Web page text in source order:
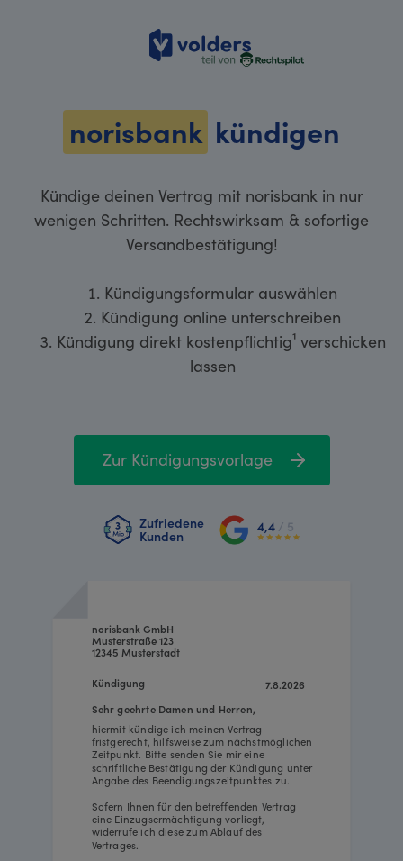
volders
norisbank kündigen
Kündige deinen Vertrag mit norisbank in nur
wenigen Schritten. Rechtswirksam & sofortige
Versandbestätigung!
Kündigungsformular auswählen
Kündigung online unterschreiben
Kündigung direkt kostenpflichtig¹ verschicken
lassen
Zur Kündigungsvorlage
Zufriedene
Kunden
4,4 / 5
7.8.2026
norisbank GmbH
Musterstraße 123
12345 Musterstadt
hiermit kündige ich meinen Vertrag
fristgerecht, hilfsweise zum nächstmöglichen
Zeitpunkt. Bitte senden Sie mir eine
schriftliche Bestätigung der Kündigung unter
Angabe des Beendigungszeitpunktes zu.
Sofern Ihnen für den betreffenden Vertrag
eine Einzugsermächtigung vorliegt,
widerrufe ich diese zum Ablauf des
Vertrages.
Sehr geehrte Damen und Herren,
Kündigung